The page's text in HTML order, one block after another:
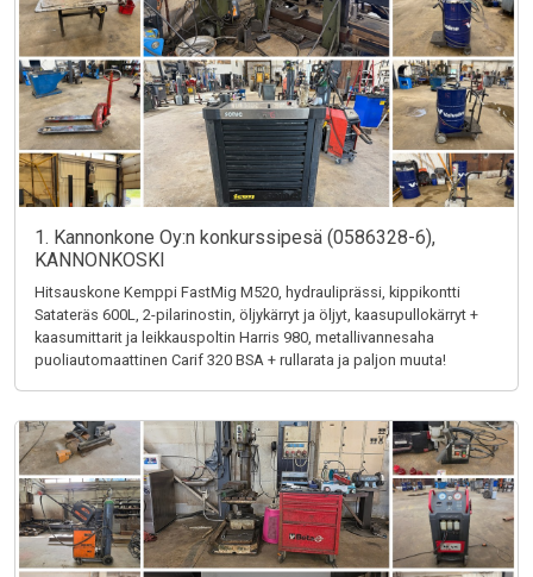
1. Kannonkone Oy:n konkurssipesä (0586328-6),
KANNONKOSKI
Hitsauskone Kemppi FastMig M520, hydrauliprässi, kippikontti
Satateräs 600L, 2-pilarinostin, öljykärryt ja öljyt, kaasupullokärryt +
kaasumittarit ja leikkauspoltin Harris 980, metallivannesaha
puoliautomaattinen Carif 320 BSA + rullarata ja paljon muuta!